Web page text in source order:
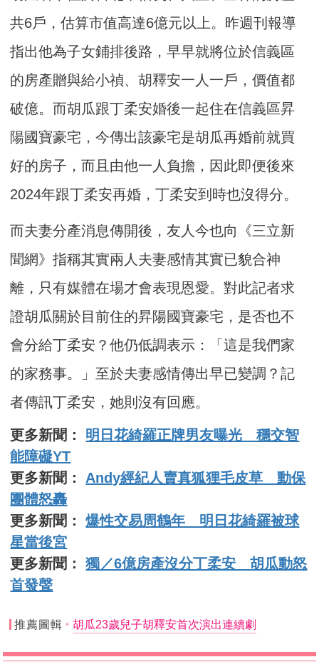
共6戶，估算市值高達6億元以上。昨週刊報導
指出他為子女鋪排後路，早早就將位於信義區
的房產贈與給小禎、胡釋安一人一戶，價值都
破億。而胡瓜跟丁柔安婚後一起住在信義區昇
陽國寶豪宅，今傳出該豪宅是胡瓜再婚前就買
好的房子，而且由他一人負擔，因此即便後來
2024年跟丁柔安再婚，丁柔安到時也沒得分。
而夫妻分產消息傳開後，友人今也向《三立新
聞網》指稱其實兩人夫妻感情其實已貌合神
離，只有媒體在場才會表現恩愛。對此記者求
證胡瓜關於目前住的昇陽國寶豪宅，是否也不
會分給丁柔安？他仍低調表示：「這是我們家
的家務事。」至於夫妻感情傳出早已變調？記
者傳訊丁柔安，她則沒有回應。
更多新聞： 明日花綺羅正牌男友曝光 穩交智
能障礙YT
更多新聞： Andy經紀人賣真狐狸毛皮草 動保
團體怒轟
更多新聞：爆性交易周鶴年 明日花綺羅被球
星當後宮
更多新聞：獨／6億房產沒分丁柔安 胡瓜動怒
首發聲
推薦圖輯 胡瓜23歲兒子胡釋安首次演出連續劇